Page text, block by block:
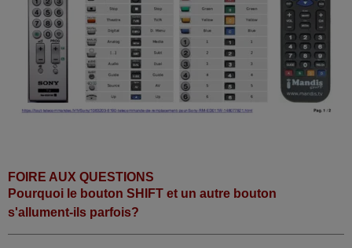
FOIRE AUX QUESTIONS
Pourquoi le bouton SHIFT et un autre bouton
s'allument-ils parfois?